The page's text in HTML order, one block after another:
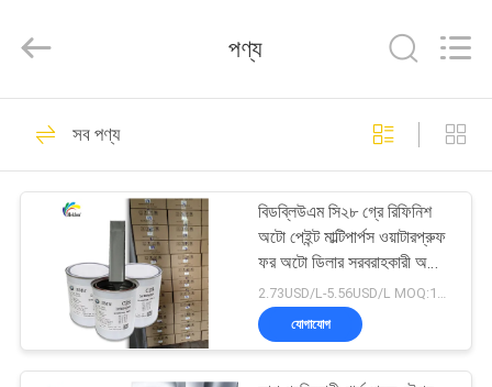
পণ্য
আমাদের
সম্পর্কে
Technology
Rights
রিফিনিশ কার পেইন্ট
569
117
পণ্য
সব পণ্য
বিডব্লিউএম সি২৮ গ্রে রিফিনিশ
অটো পেইন্ট মাল্টিপার্পস ওয়াটারপ্রুফ
ফর অটো ডিলার সরবরাহকারী অটো
পেইন্ট
2.73USD/L-5.56USD/L MOQ:100টি বাক্স
যোগাযোগ